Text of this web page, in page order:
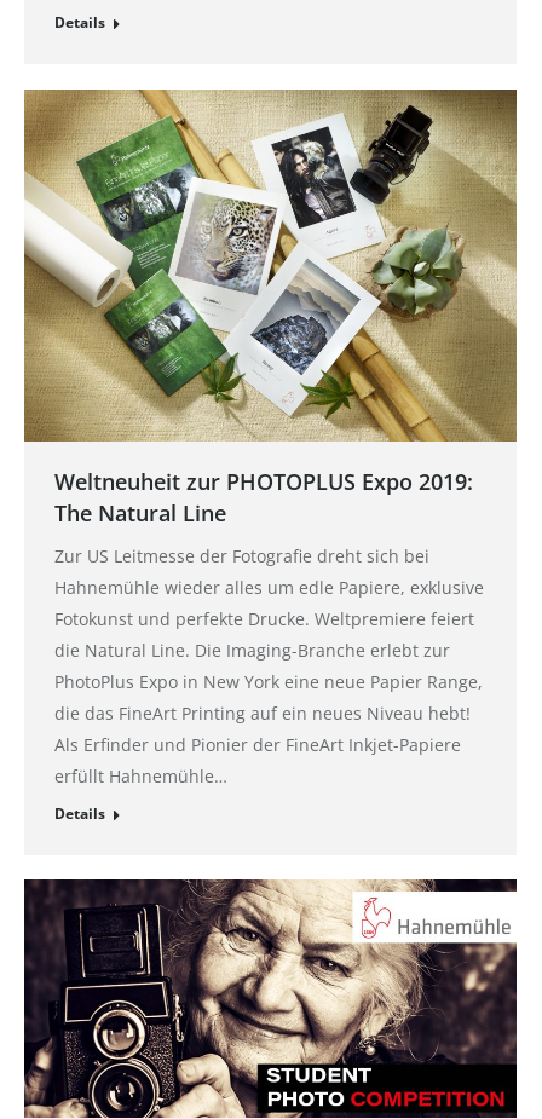
Details
Weltneuheit zur PHOTOPLUS Expo 2019:
The Natural Line
Zur US Leitmesse der Fotografie dreht sich bei
Hahnemühle wieder alles um edle Papiere, exklusive
Fotokunst und perfekte Drucke. Weltpremiere feiert
die Natural Line. Die Imaging-Branche erlebt zur
PhotoPlus Expo in New York eine neue Papier Range,
die das FineArt Printing auf ein neues Niveau hebt!
Als Erfinder und Pionier der FineArt Inkjet-Papiere
erfüllt Hahnemühle…
Details